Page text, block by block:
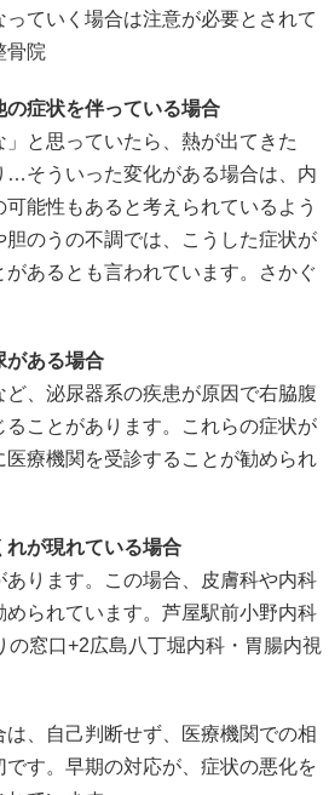
っていく 場合は注意が必要と さ れて
骨院
の症状を伴っている場合
と 思っていたら、 熱が出て き た
…そういった変化がある場合は、 内
可能性 もある と考え られている よう
胆のう の不調では、 こうした症状が
がある とも言われてい ます。
さかぐ
がある場合
ど、 泌尿器系の疾患が原因 で右脇腹
る こと があり ます。 これらの症状が
医療機関 を受診する こと が勧められ
れが現れている場合
あり ます。 この場合、 皮膚科や内科
められてい ます。 芦屋駅前小野内科
の窓口+2広島八丁堀内科・胃腸内視
は、 自己判断せず、 医療機関での相
です。 早期の対応が、 症状の悪化を